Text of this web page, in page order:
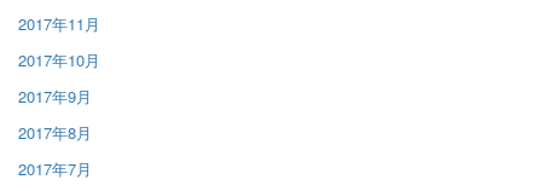
2017年11月
2017年10月
2017年9月
2017年8月
2017年7月